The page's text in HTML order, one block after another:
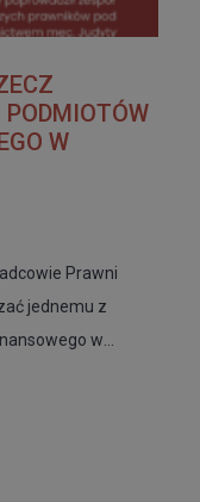
W
Prawni
jednemu z
w